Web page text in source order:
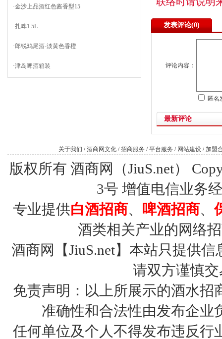
·金沙上品酒红色酱香型15
·扎啤1.5L
·郎锐鸡尾酒-淡黄色香橙
·津岛啤酒箱装
发表评论(0)
评论内容：
匿
最新评论
关于我们 /酒商网文化 /招商服务 /平台服务 / 网站建设 /加盟
版权所有 酒商网（JiuS.net）
3号 增值电信业务
专业提供白酒招商、 啤酒招商、
酒类相关产业的网络
酒商网【JiuS.net】本站只提供
请双方谨慎
免责声明：以上所展示的酒水
准确性和合法性由发布企业
任何单位及个人不得发布违反行